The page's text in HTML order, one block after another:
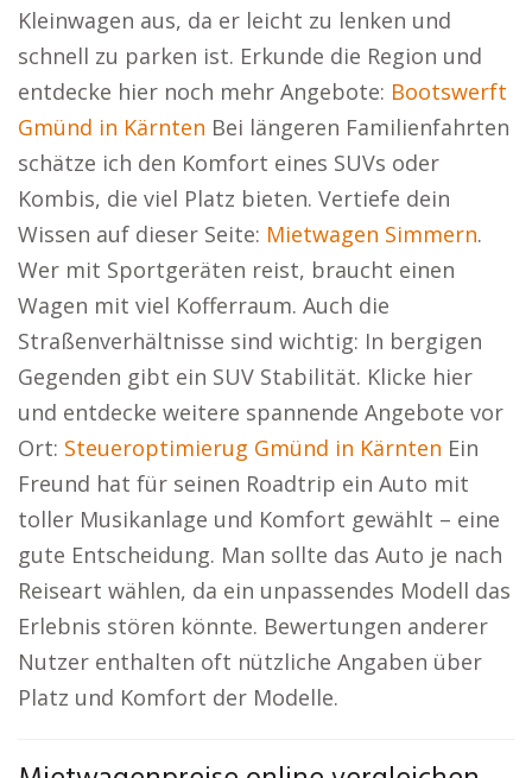
Kleinwagen aus, da er leicht zu lenken und
schnell zu parken ist. Erkunde die Region und
entdecke hier noch mehr Angebote: Bootswerft
Gmünd in Kärnten Bei längeren Familienfahrten
schätze ich den Komfort eines SUVs oder
Kombis, die viel Platz bieten. Vertiefe dein
Wissen auf dieser Seite: Mietwagen Simmern.
Wer mit Sportgeräten reist, braucht einen
Wagen mit viel Kofferraum. Auch die
Straßenverhältnisse sind wichtig: In bergigen
Gegenden gibt ein SUV Stabilität. Klicke hier
und entdecke weitere spannende Angebote vor
Ort: Steueroptimierug Gmünd in Kärnten Ein
Freund hat für seinen Roadtrip ein Auto mit
toller Musikanlage und Komfort gewählt – eine
gute Entscheidung. Man sollte das Auto je nach
Reiseart wählen, da ein unpassendes Modell das
Erlebnis stören könnte. Bewertungen anderer
Nutzer enthalten oft nützliche Angaben über
Platz und Komfort der Modelle.